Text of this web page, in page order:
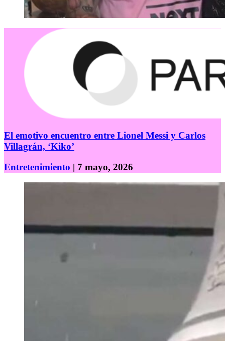
El emotivo encuentro entre Lionel Messi y Carlos
Villagrán, ‘Kiko’
Entretenimiento | 7 mayo, 2026